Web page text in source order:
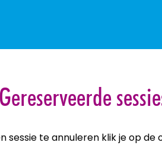
Gereserveerde
sessie te annuleren klik je op